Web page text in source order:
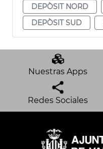
DEPÒSIT NORD
DEPÒSIT SUD
Nuestras Apps
Redes Sociales